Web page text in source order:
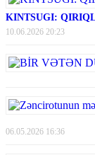
KINTSUGI:
10.06.2026 20:23
06.05.2026 16:36